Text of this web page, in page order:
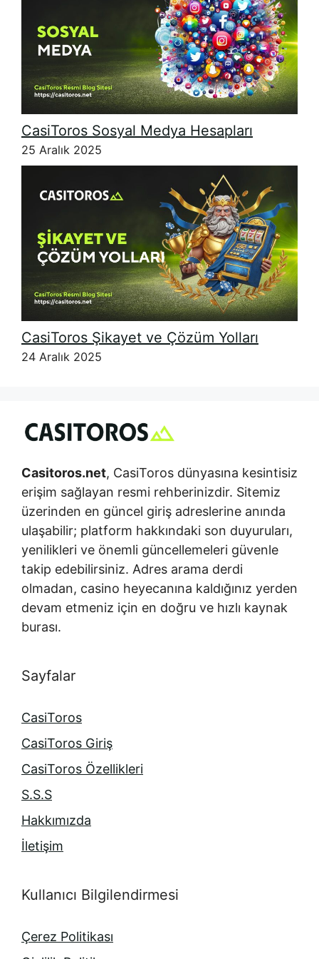
CasiToros Sosyal Medya Hesapları
25 Aralık 2025
CasiToros Şikayet ve Çözüm Yolları
24 Aralık 2025
Casitoros.net, CasiToros dünyasına kesintisiz
erişim sağlayan resmi rehberinizdir. Sitemiz
üzerinden en güncel giriş adreslerine anında
ulaşabilir; platform hakkındaki son duyuruları,
yenilikleri ve önemli güncellemeleri güvenle
takip edebilirsiniz. Adres arama derdi
olmadan, casino heyecanına kaldığınız yerden
devam etmeniz için en doğru ve hızlı kaynak
burası.
Sayfalar
CasiToros
CasiToros Giriş
CasiToros Özellikleri
S.S.S
Hakkımızda
İletişim
Kullanıcı Bilgilendirmesi
Çerez Politikası